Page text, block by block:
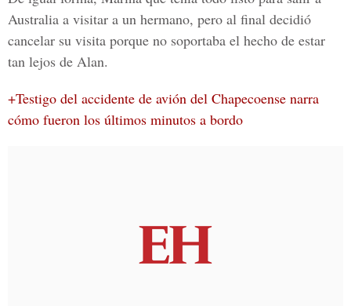
Australia a visitar a un hermano, pero al final decidió
cancelar su visita porque no soportaba el hecho de estar
tan lejos de Alan.
+Testigo del accidente de avión del Chapecoense narra
cómo fueron los últimos minutos a bordo